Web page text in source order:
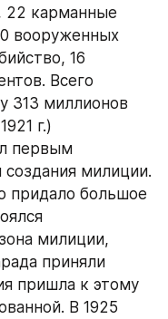
22 карманные
вооруженных
16
Всего
313 миллионов
г.)
первым
милиции.
придало большое
милиции,
приняли
пришла к этому
В 1925